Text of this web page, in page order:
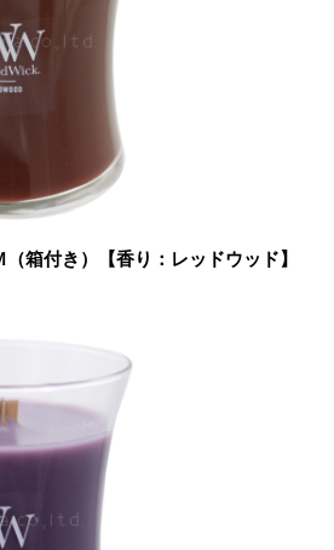
箱付き）【香り：レッドウッド】